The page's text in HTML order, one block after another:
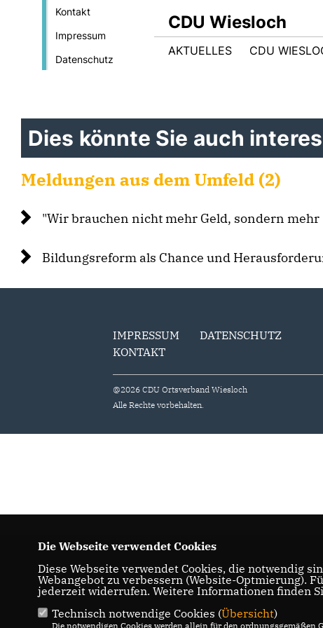
Kontakt
Impressum
Datenschutz
CDU Wiesloch
AKTUELLES CDU
Dies könnte Sie auch
Meldungen aus dem Umfeld (2)
"Wir brauchen nicht mehr Geld, sondern mehr
Bildungsreform als Chance und
IMPRESSUM
DATENSCHUTZ
KONTAKT
@2026 CDU Ortsverband Wiesloch
Alle Rechte vorbehalten.
Die Webseite verwendet Cookies
Diese Webseite verwendet Cookies, die notwendig
Webangebot zu verbessern (Website-Optmierung).
jederzeit widerrufen. Weitere Informationen finden
Technisch notwendige Cookies (Übersicht)
Die notwendigen Cookies werden allein für den ordnungsgemäßen